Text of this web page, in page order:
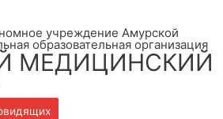
учреждение Амурской
образовательная организация
МЕДИЦИНСКИЙ